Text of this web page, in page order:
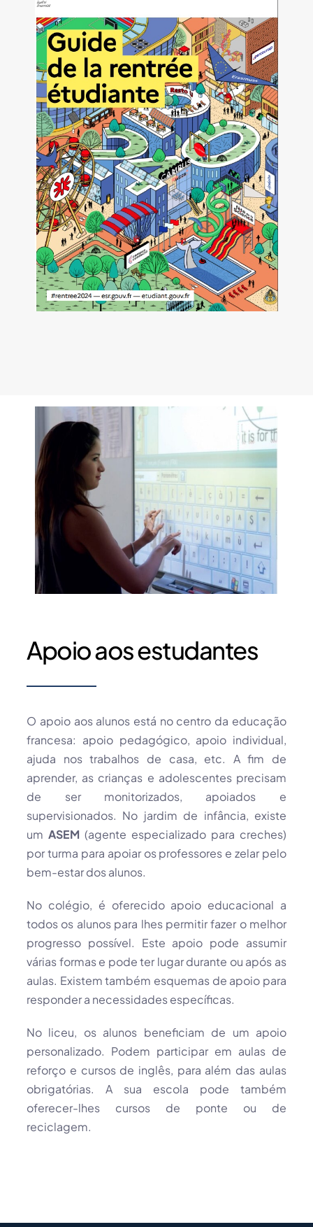
Apoio aos estudantes
O apoio aos alunos está no centro da educação
francesa: apoio pedagógico, apoio individual,
ajuda nos trabalhos de casa, etc. A fim de
aprender, as crianças e adolescentes precisam
de ser monitorizados, apoiados e
supervisionados. No jardim de infância, existe
umASEM (agente especializado para creches)
por turma para apoiar os professores e zelar pelo
bem-estar dos alunos.
No colégio, é oferecido apoio educacional a
todos os alunos para lhes permitir fazer o melhor
progresso possível. Este apoio pode assumir
várias formas e pode ter lugar durante ou após as
aulas. Existem também esquemas de apoio para
responder a necessidades específicas.
No liceu, os alunos beneficiam de um apoio
personalizado. Podem participar em aulas de
reforço e cursos de inglês, para além das aulas
obrigatórias. A sua escola pode também
oferecer-lhes cursos de ponte ou de
reciclagem.